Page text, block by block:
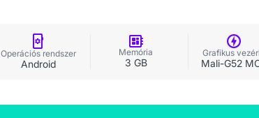
Operációs rendszer
Android
Memória
3 GB
Grafikus
Mali-G52